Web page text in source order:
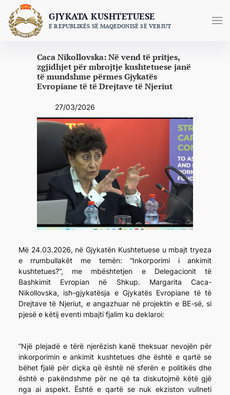
content
GJYKATA KUSHTETUESE
E REPUBLIKËS SË MAQEDONISË SË VERIUT
Caca Nikollovska: Në vend të pritjes,
zgjidhjet për mbrojtje kushtetuese janë
të mundshme përmes Gjykatës
Evropiane të të Drejtave të Njeriut
27/03/2026
Më 24.03.2026, në Gjykatën Kushtetuese u mbajt tryeza
e rrumbullakët me temën: “Inkorporimi i ankimit
kushtetues?”, me mbështetjen e Delegacionit të
Bashkimit Evropian në Shkup. Margarita Caca-
Nikollovska, ish-gjykatësja e Gjykatës Evropiane të të
Drejtave të Njeriut, e angazhuar në projektin e BE-së, si
pjesë e këtij eventi mbajti fjalim ku deklaroi:
“Një plejadë e tërë njerëzish kanë theksuar nevojën për
inkorporimin e ankimit kushtetues dhe është e qartë se
bëhet fjalë për diçka që është në sferën e politikës dhe
është e pakëndshme për ne që ta diskutojmë këtë gjë
nga ai aspekt. Është e qartë se nuk ekziston vullneti